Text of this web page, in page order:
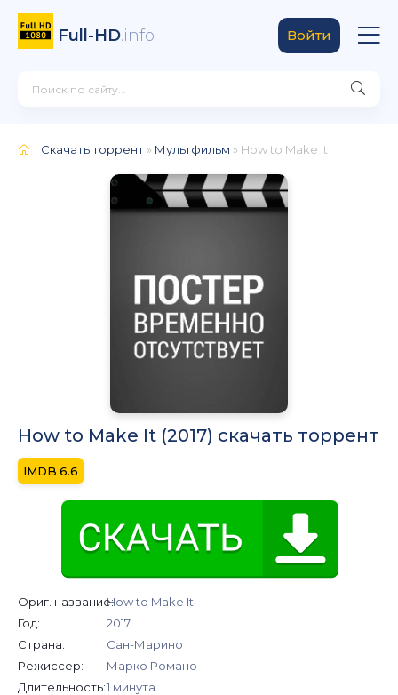
Full-HD.info Войти
Скачать торрент » Мультфильм » How to Make It
How to Make It (2017) скачать торрент
6.6
Ориг. название:How to Make It
Год:
2017
Страна:
Сан-Марино
Режиссер:
Марко Романо
Длительность:1 минута